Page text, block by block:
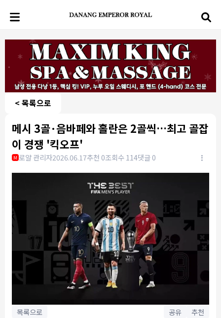
< 목록으로
메시 3골·음바페와 홀란은 2골씩…최고 골잡
이 경쟁 '킥오프'
M 로얄 관리자2026.06.17추천 0조회수 114댓글 0
목록으로 공유 추천